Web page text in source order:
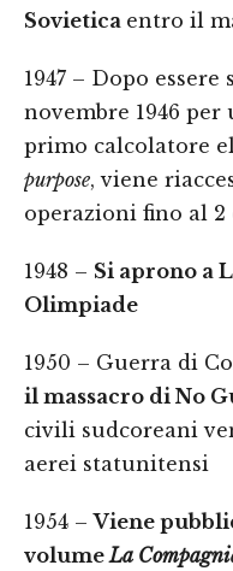
Sovietica entro il
1947 – Dopo
novembre 1946 per
primo calcolatore
purpose, viene
operazioni fino al 2
1948 – Si aprono a
Olimpiade
1950 – Guerra di
il massacro di No
civili sudcoreani
aerei statunitensi
1954 –Viene
volumeLa